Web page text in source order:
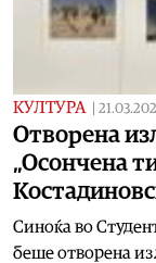
КУЛТУРА
Отворена
„Осончена
Синоќа во
беше отворена